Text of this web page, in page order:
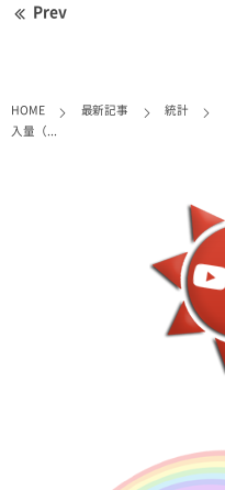
Prev
HOME 最新記事 統計
入量（...